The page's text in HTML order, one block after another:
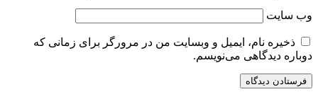
وب‌ سایت
ذخیره نام، ایمیل و وبسایت من در مرورگر برای زمانی که
دوباره دیدگاهی می‌نویسم.